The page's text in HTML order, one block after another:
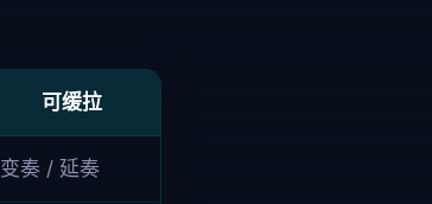
可缓拉
变奏 / 延奏